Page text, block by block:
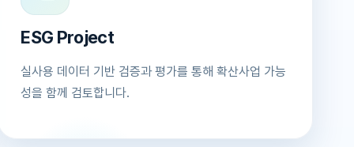
ESG Project
실사용 데이터 기반 검증과 평가를 통해 확산사업 가능
성을 함께 검토합니다.